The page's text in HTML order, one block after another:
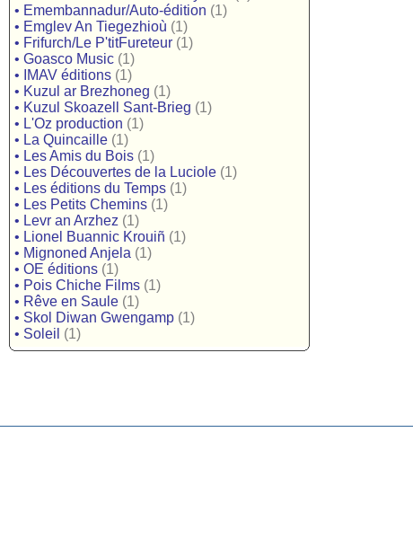
• Emembannadur/Auto-édition (1)
• Emglev An Tiegezhioù (1)
• Frifurch/Le P'titFureteur (1)
• Goasco Music (1)
•
IMAV éditions (1)
• Kuzul ar Brezhoneg (1)
• Kuzul Skoazell Sant-Brieg (1)
• L'Oz production (1)
• La Quincaille (1)
• Les Amis du Bois (1)
• Les Découvertes de la Luciole (1)
• Les éditions du Temps (1)
• Les Petits Chemins (1)
• Levr an Arzhez (1)
• Lionel Buannic Krouiñ (1)
• Mignoned Anjela (1)
• OE éditions (1)
• Pois Chiche Films (1)
• Rêve en Saule (1)
• Skol Diwan Gwengamp (1)
• Soleil (1)